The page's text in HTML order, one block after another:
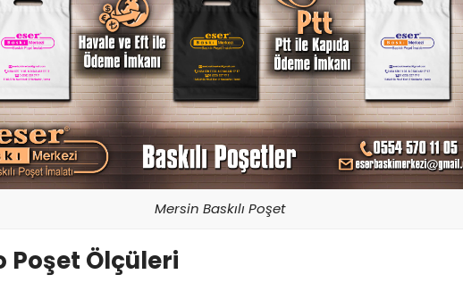
Mersin Baskılı Poşet
Poşet Ölçüleri